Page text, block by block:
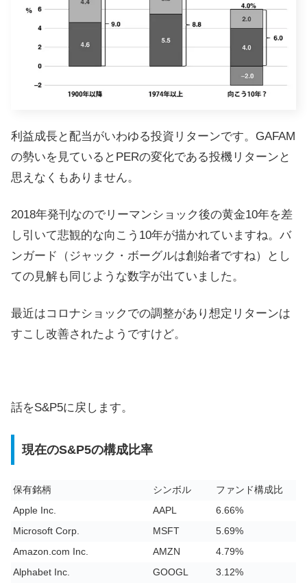
利益成長と配当がいわゆる投資リターンです。GAFAM
の勢いを見ているとPERの変化である投機リターンと
思えなくもありません。
2018年発刊なのでリーマンショック後の黄金10年を差
し引いて悲観的な向こう10年が描かれていますね。バ
ンガード（ジャック・ボーグルは創始者ですね）とし
ての見解も同じような数字が出ていました。
最近はコロナショックでの調整があり想定リターンは
すこし改善されたようですけど。
話をS&P5に戻します。
現在のS&P5の構成比率
保有銘柄 シンボル
ファンド構成比
Apple Inc.
AAPL
6.66%
Microsoft Corp.
MSFT
5.69%
Amazon.com Inc.
AMZN
4.79%
Alphabet Inc.
GOOGL
3.12%